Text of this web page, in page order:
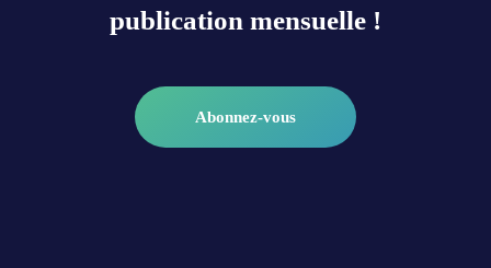
publication mensuelle !
Abonnez-vous